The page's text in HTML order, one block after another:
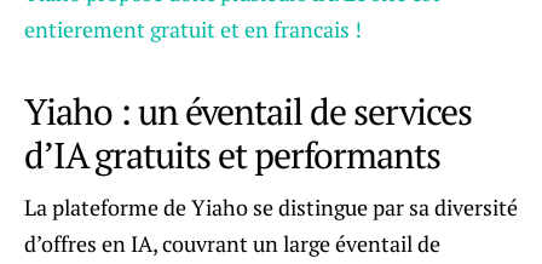
entierement gratuit et en francais !
Yiaho : un éventail de services
d’IA gratuits et performants
La plateforme de Yiaho se distingue par sa diversité
d’offres en IA, couvrant un large éventail de